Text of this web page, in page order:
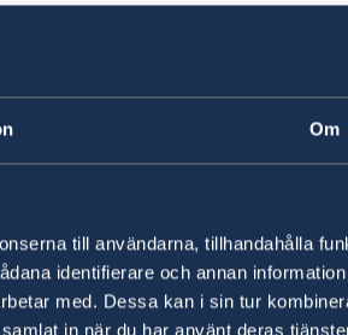
Om
till användarna, tillhandahålla
identifierare och annan
med. Dessa kan i sin tur
in när du har använt deras
Skatteverket om dödsfall i
informerar sedan berörda
vanligtvis
till dödsfallet och
viktigt att ha en
som även täcker läke-,